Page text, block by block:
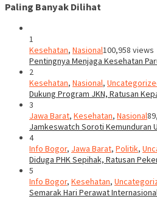
Paling Banyak Dilihat
1
Kesehatan, Nasional100,958 views
Pentingnya Menjaga Kesehatan
2
Kesehatan, Nasional,
Dukung Program JKN, Ratusan
3
Jawa Barat, Kesehatan, Nasional
Jamkeswatch Soroti Kemunduran
4
Info Bogor, Jawa Barat, Politik,
Diduga PHK Sepihak, Ratusan
5
Info Bogor, Kesehatan,
Semarak Hari Perawat